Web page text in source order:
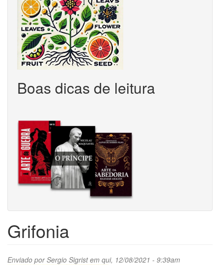
Boas dicas de leitura
Grifonia
Enviado porSergio Sigristem qui, 12/08/2021 - 9:39am